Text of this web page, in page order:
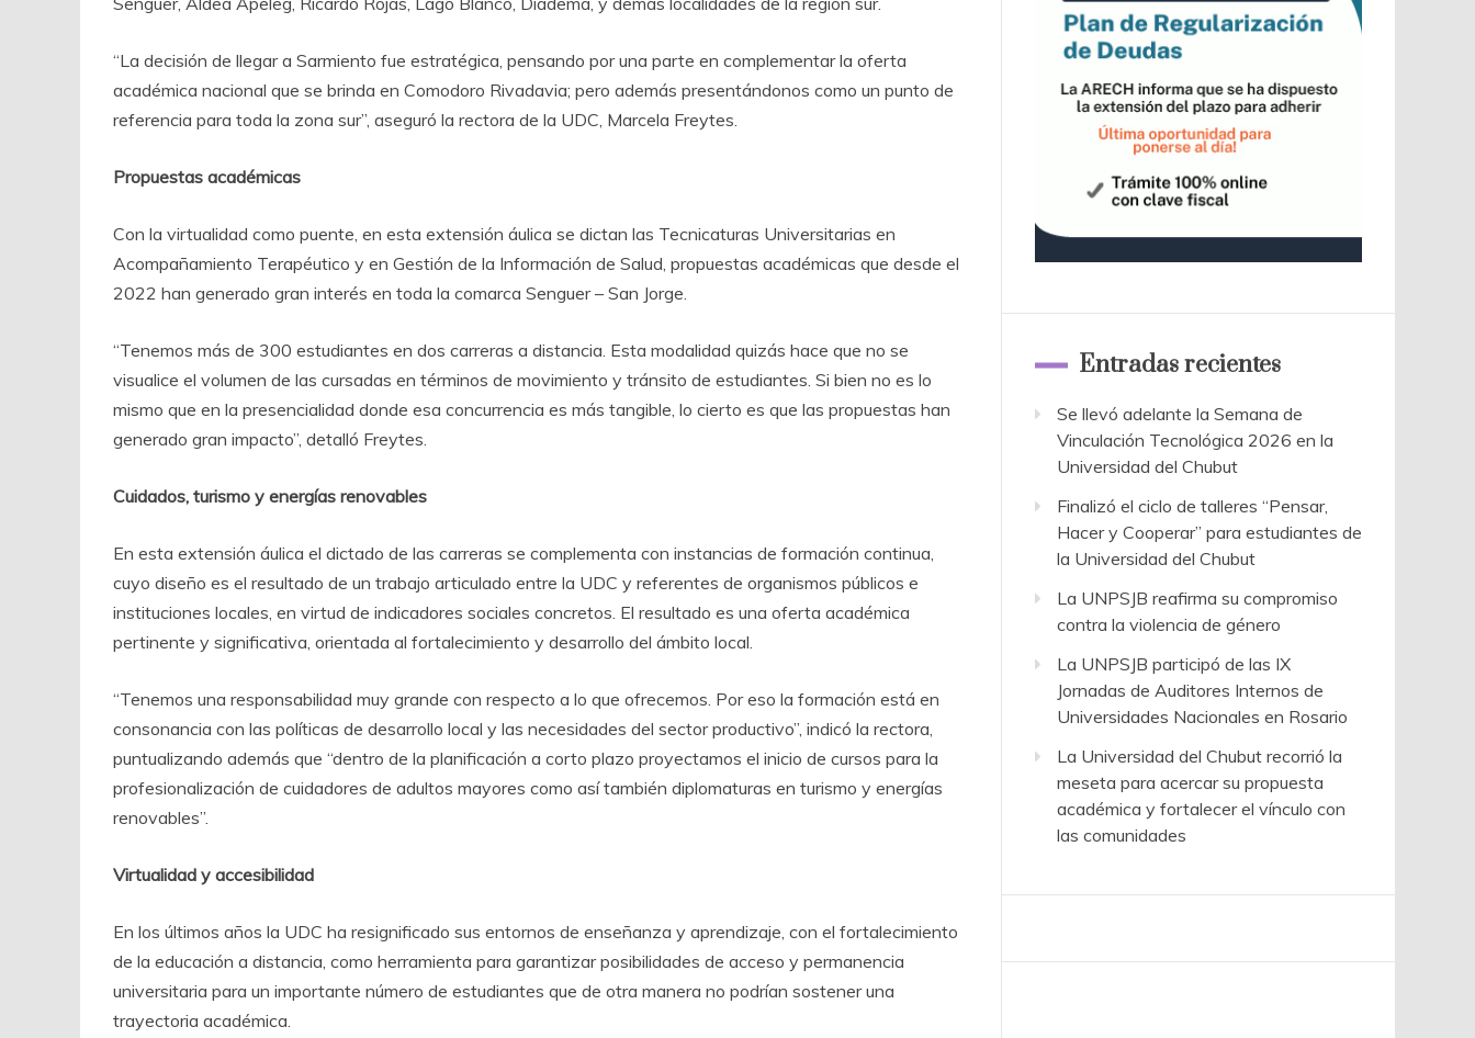
“La decisión de llegar a Sarmiento fue estratégica, pensando por una parte en complementar la oferta
académica nacional que se brinda en Comodoro Rivadavia; pero además presentándonos como un punto de
referencia para toda la zona sur”, aseguró la rectora de la UDC, Marcela Freytes.
Propuestas académicas
Con la virtualidad como puente, en esta extensión áulica se dictan las Tecnicaturas Universitarias en
Acompañamiento Terapéutico y en Gestión de la Información de Salud, propuestas académicas que desde el
2022 han generado gran interés en toda la comarca Senguer – San Jorge.
“Tenemos más de 300 estudiantes en dos carreras a distancia. Esta modalidad quizás hace que no se
visualice el volumen de las cursadas en términos de movimiento y tránsito de estudiantes. Si bien no es lo
mismo que en la presencialidad donde esa concurrencia es más tangible, lo cierto es que las propuestas han
generado gran impacto”, detalló Freytes.
Cuidados, turismo y energías renovables
En esta extensión áulica el dictado de las carreras se complementa con instancias de formación continua,
cuyo diseño es el resultado de un trabajo articulado entre la UDC y referentes de organismos públicos e
instituciones locales, en virtud de indicadores sociales concretos. El resultado es una oferta académica
pertinente y significativa, orientada al fortalecimiento y desarrollo del ámbito local.
“Tenemos una responsabilidad muy grande con respecto a lo que ofrecemos. Por eso la formación está en
consonancia con las políticas de desarrollo local y las necesidades del sector productivo”, indicó la rectora,
puntualizando además que “dentro de la planificación a corto plazo proyectamos el inicio de cursos para la
profesionalización de cuidadores de adultos mayores como así también diplomaturas en turismo y energías
renovables”.
Virtualidad y accesibilidad
En los últimos años la UDC ha resignificado sus entornos de enseñanza y aprendizaje, con el fortalecimiento
de la educación a distancia, como herramienta para garantizar posibilidades de acceso y permanencia
universitaria para un importante número de estudiantes que de otra manera no podrían sostener una
trayectoria académica.
Entradas recientes
Se llevó adelante la Semana de
Vinculación Tecnológica 2026 en la
Universidad del Chubut
Finalizó el ciclo de talleres “Pensar,
Hacer y Cooperar” para estudiantes de
la Universidad del Chubut
La UNPSJB reafirma su compromiso
contra la violencia de género
La UNPSJB participó de las IX
Jornadas de Auditores Internos de
Universidades Nacionales en Rosario
La Universidad del Chubut recorrió la
meseta para acercar su propuesta
académica y fortalecer el vínculo con
las comunidades